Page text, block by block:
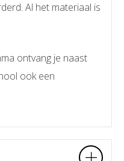
Al het materiaal is
ontvang je naast
ook een